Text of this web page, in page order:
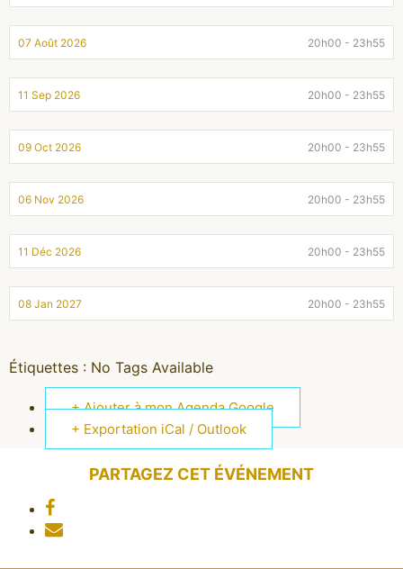
07 Août 2026 20h00 - 23h55
11 Sep 2026 20h00 - 23h55
09 Oct 2026 20h00 - 23h55
06 Nov 2026 20h00 - 23h55
11 Déc 2026 20h00 - 23h55
08 Jan 2027 20h00 - 23h55
Étiquettes : No Tags Available
+ Ajouter à mon Agenda Google
+ Exportation iCal / Outlook
PARTAGEZ CET ÉVÉNEMENT